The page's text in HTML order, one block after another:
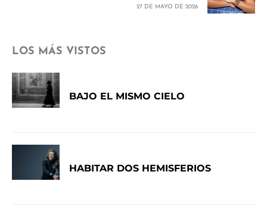
27 DE MAYO DE 2026
LOS MÁS VISTOS
BAJO EL MISMO CIELO
HABITAR DOS HEMISFERIOS